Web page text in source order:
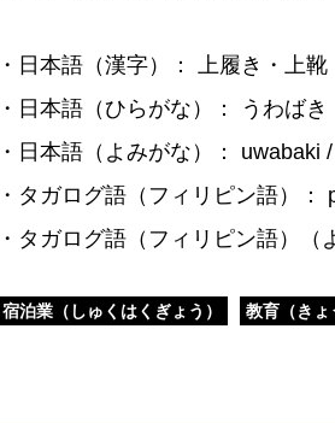
・日本語（漢字）： 上履き・上靴
・日本語（ひらがな）： うわば
・日本語（よみがな）： uwabaki
・タガログ語（フィリピン語）：
・タガログ語（フィリピン語）
宿泊業（しゅくはくぎょう） 教育（きょ